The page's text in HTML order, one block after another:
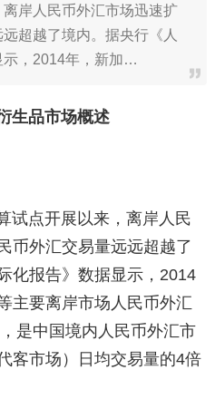
岸人民币外汇市场迅速扩
超越了境内。据央行《人
示，2014年，新加…
生品市场概述
试点开展以来，离岸人民
币外汇交易量远远超越了
化报告》数据显示，2014
主要离岸市场人民币外汇
是中国境内人民币外汇市
客市场）日均交易量的4倍